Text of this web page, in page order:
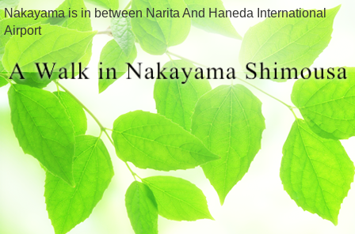
Nakayama is in between Narita And Haneda International
Airport